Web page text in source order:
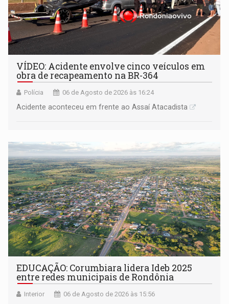
VÍDEO: Acidente envolve cinco veículos em
obra de recapeamento na BR-364
Polícia 06 de Agosto de 2026 às 16:24
Acidente aconteceu em frente ao Assaí Atacadista
EDUCAÇÃO: Corumbiara lidera Ideb 2025
entre redes municipais de Rondônia
Interior 06 de Agosto de 2026 às 15:56